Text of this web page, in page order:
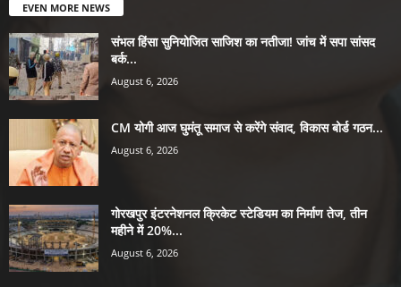
EVEN MORE NEWS
संभल हिंसा सुनियोजित साजिश का नतीजा! जांच में सपा सांसद
बर्क...
August 6, 2026
CM योगी आज घुमंतू समाज से करेंगे संवाद, विकास बोर्ड गठन...
August 6, 2026
गोरखपुर इंटरनेशनल क्रिकेट स्टेडियम का निर्माण तेज, तीन
महीने में 20%...
August 6, 2026